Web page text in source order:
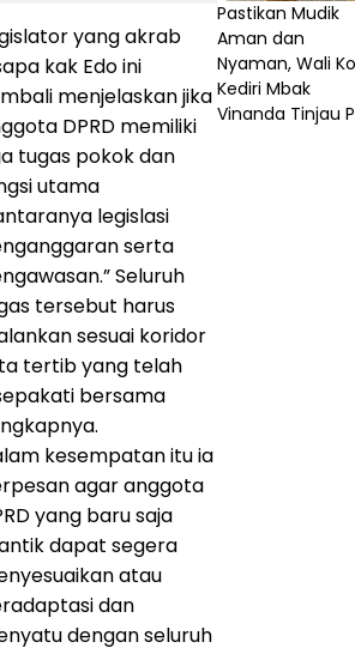
yang akrab
kak Edo ini
menjelaskan jika
DPRD memiliki
tugas pokok dan
utama
legislasi
serta
Seluruh
tersebut harus
sesuai koridor
tertib yang telah
bersama
kesempatan itu ia
agar anggota
yang baru saja
dapat segera
atau
dan
dengan seluruh
Pastikan Mudik
Aman dan
Nyaman, Wali
Kediri Mbak
Vinanda Tinjau